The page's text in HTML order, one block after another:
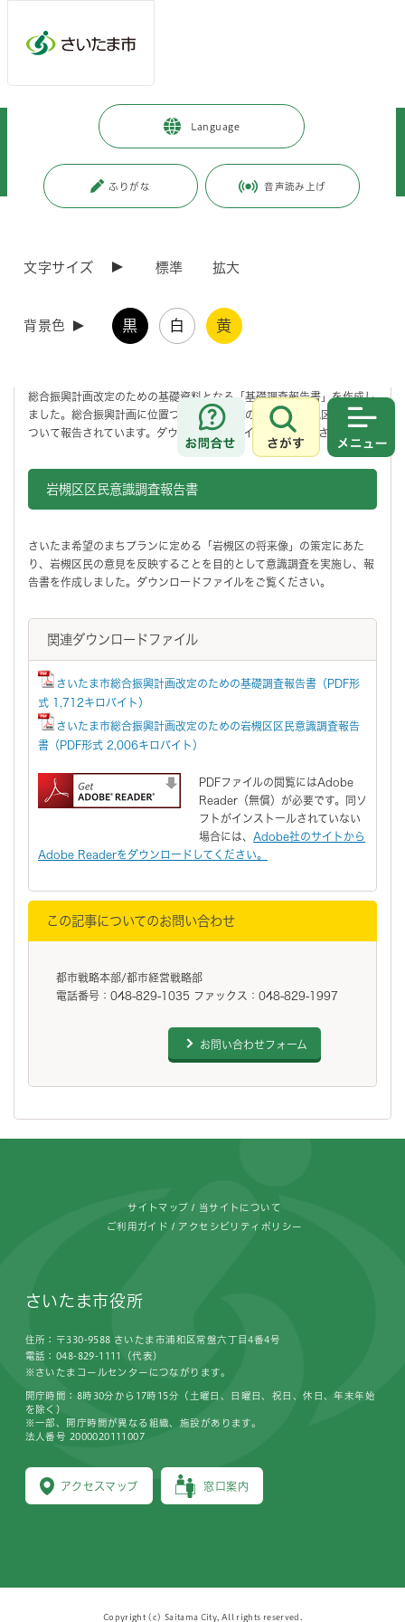
Language
ふりがな 音声読み上げ
文字サイズ 標準 拡大
背景色 黒 白 黄
お問合せ
さがす
市政情報 政策・財政 >
>
既に計画期間が満了している計画
総合振興計画改定のための基礎調査報告書（平成17年度）
総合振興計画改定のための基礎調査報告書（平成
基礎調査報告書
総合振興計画改定のための基礎資料となる「基礎調査報告書」を作成し
ました。総合振興計画に位置づける将来指標の検討と、岩槻区の特性に
ついて報告されています。ダウンロードファイルをご覧ください。
岩槻区区民意識調査報告書
さいたま希望のまちプランに定める「岩槻区の将来像」の策定にあた
り、岩槻区民の意見を反映することを目的として意識調査を実施し、報
告書を作成しました。ダウンロードファイルをご覧ください。
関連ダウンロードファイル
さいたま市総合振興計画改定のための基礎調査報告書（PDF形
式 1,712キロバイト）
さいたま市総合振興計画改定のための岩槻区区民意識調査報告
書（PDF形式 2,006キロバイト）
PDFファイルの閲覧にはAdobe
Reader（無償）が必要です。同ソ
フトがインストールされていない
場合には、 Adobe社のサイトから
Adobe Readerをダウンロードしてください。
この記事についてのお問い合わせ
都市戦略本部/都市経営戦略部
電話番号：048-829-1035 ファックス：048-829-1997
お問い合わせフォーム
サイトマップ 当サイトについて
ご利用ガイド アクセシビリティポリシー
さいたま市役所
住所：〒330-9588 さいたま市浦和区常盤六丁目4番4号
電話：048-829-1111（代表）
※さいたまコールセンターにつながります。
アクセスマップ 窓口案内
開庁時間：8時30分から17時15分（土曜日、日曜日、祝日、休日、年末年始
を除く）
※一部、開庁時間が異なる組織、施設があります。
法人番号 2000020111007
Copyright (c) Saitama City, All rights reserved.